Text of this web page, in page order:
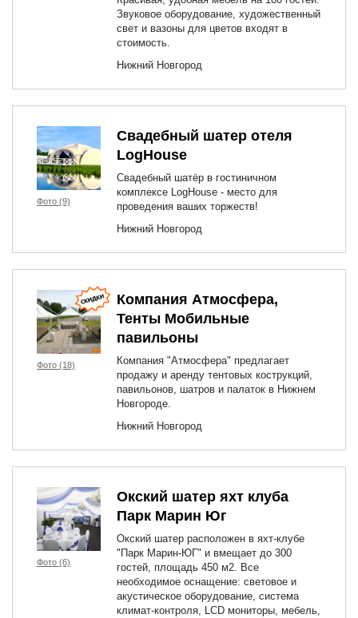
Звуковое оборудование, художественный
свет и вазоны для цветов входят в
стоимость.
Нижний Новгород
Фото (9)
Свадебный шатер отеля
LogHouse
Свадебный шатёр в гостиничном
комплексе LogHouse - место для
проведения ваших торжеств!
Нижний Новгород
Фото (18)
Компания Атмосфера,
Тенты Мобильные
павильоны
Компания "Атмосфера" предлагает
продажу и аренду тентовых кострукций,
павильонов, шатров и палаток в Нижнем
Новгороде.
Нижний Новгород
Фото (6)
Окский шатер яхт клуба
Парк Марин Юг
Окский шатер расположен в яхт-клубе
"Парк Марин-ЮГ" и вмещает до 300
гостей, площадь 450 м2. Все
необходимое оснащение: световое и
акустическое оборудование, система
климат-контроля, LCD мониторы, мебель,